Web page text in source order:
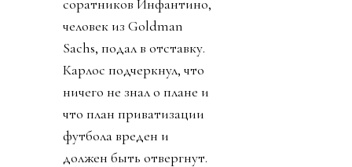
соратников Инфантино,
человек из Goldman
Sachs, подал в отставку.
Карлос подчеркнул, что
ничего не знал о плане и
что план приватизации
футбола вреден и
должен быть отвергнут.